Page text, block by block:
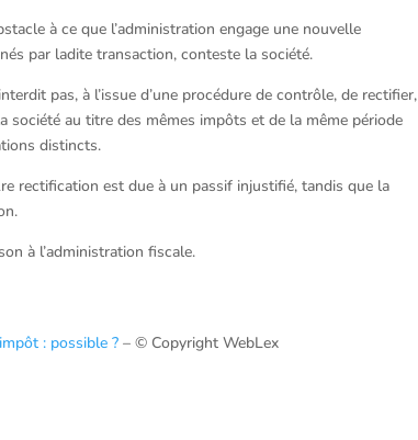
à ce que l’administration engage une nouvelle
par ladite transaction, conteste la société.
pas, à l’issue d’une procédure de contrôle, de rectifier,
société au titre des mêmes impôts et de la même période
distincts.
rectification est due à un passif injustifié, tandis que la
à l’administration fiscale.
: possible ? – © Copyright WebLex